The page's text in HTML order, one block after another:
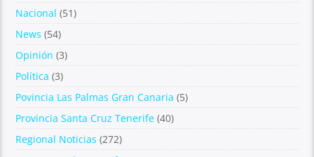
Nacional (51)
News (54)
Opinión (3)
Política (3)
Povincia Las Palmas Gran Canaria (5)
Provincia Santa Cruz Tenerife (40)
Regional Noticias (272)